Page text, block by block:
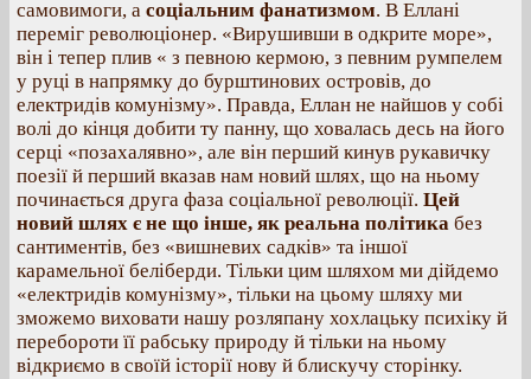
самовимоги, а соціальним фанатизмом. В Еллані
переміг революціонер. «Вирушивши в одкрите море»,
він і тепер плив « з певною кермою, з певним румпелем
у руці в напрямку до бурштинових островів, до
електридів комунізму». Правда, Еллан не найшов у собі
волі до кінця добити ту панну, що ховалась десь на його
серці «позахалявно», але він перший кинув рукавичку
поезії й перший вказав нам новий шлях, що на ньому
починається друга фаза соціальної революції. Цей
новий шлях є не що інше, як реальна політика без
сантиментів, без «вишневих садків» та іншої
карамельної беліберди. Тільки цим шляхом ми дійдемо
«електридів комунізму», тільки на цьому шляху ми
зможемо виховати нашу розляпану хохлацьку психіку й
перебороти її рабську природу й тільки на ньому
відкриємо в своїй історії нову й блискучу сторінку.